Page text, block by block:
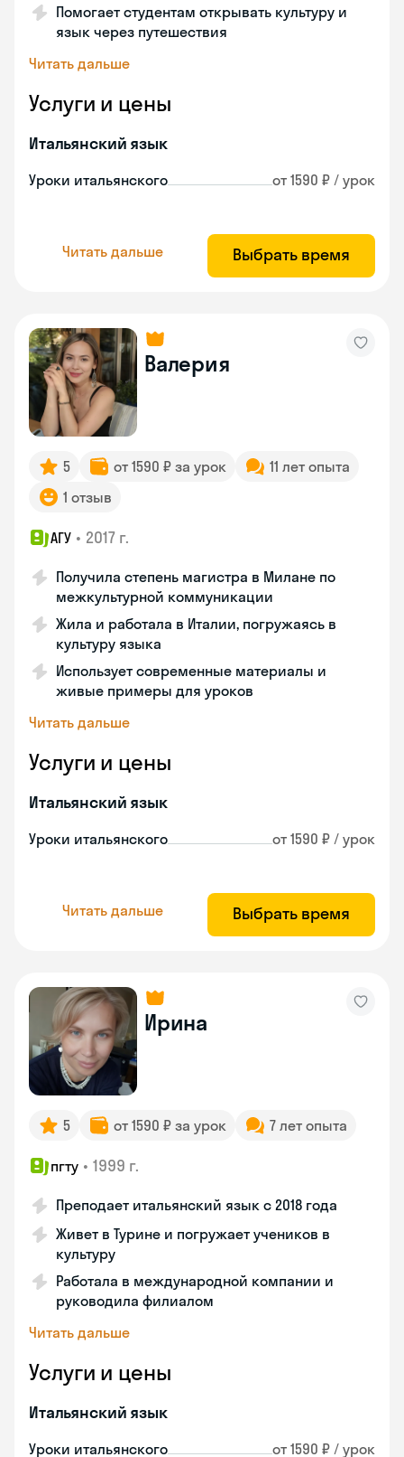
Помогает студентам открывать культуру и
язык через путешествия
Читать дальше
Услуги и цены
Итальянский язык
Уроки итальянского от 1590 ₽ / урок
Читать дальше Выбрать время
Валерия
5 от 1590 ₽ за урок
11 лет опыта
1 отзыв
АГУ • 2017 г.
Получила степень магистра в Милане по
межкультурной коммуникации
Жила и работала в Италии, погружаясь в
культуру языка
Использует современные материалы и
живые примеры для уроков
Читать дальше
Услуги и цены
Итальянский язык
Уроки итальянского от 1590 ₽ / урок
Читать дальше Выбрать время
Ирина
5 от 1590 ₽ за урок 7 лет опыта
пгту • 1999 г.
Преподает итальянский язык с 2018 года
Живет в Турине и погружает учеников в
культуру
Работала в международной компании и
руководила филиалом
Читать дальше
Услуги и цены
Итальянский язык
Уроки итальянского от 1590 ₽ / урок